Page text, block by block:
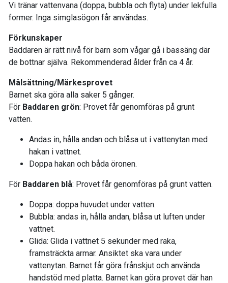
Vi tränar vattenvana (doppa, bubbla och flyta) under lekfulla
former. Inga simglasögon får användas.
Förkunskaper
Baddaren är rätt nivå för barn som vågar gå i bassäng där
de bottnar själva. Rekommenderad ålder från ca 4 år.
Målsättning/Märkesprovet
Barnet ska göra alla saker 5 gånger.
För Baddaren grön: Provet får genomföras på grunt
vatten.
Andas in, hålla andan och blåsa ut i vattenytan med
hakan i vattnet.
Doppa hakan och båda öronen.
För Baddaren blå: Provet får genomföras på grunt vatten.
Doppa: doppa huvudet under vatten.
Bubbla: andas in, hålla andan, blåsa ut luften under
vattnet.
Glida: Glida i vattnet 5 sekunder med raka,
framsträckta armar. Ansiktet ska vara under
vattenytan. Barnet får göra frånskjut och använda
handstöd med platta. Barnet kan göra provet där han